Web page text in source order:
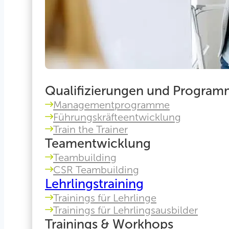
Qualifizierungen und
Managementprogramme
Führungskräfteentwicklung
Train the Trainer
Teamentwicklung
Teambuilding
CSR Teambuilding
Lehrlingstraining
Trainings für Lehrlinge
Trainings für Lehrlingsausbilder
Trainings & Workhops